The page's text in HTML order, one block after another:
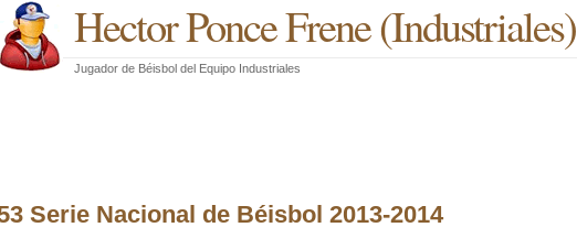
Hector Ponce Frene(Industriales)
Jugador de Béisbol del Equipo Industriales
Serie Nacional de Béisbol 2013-2014